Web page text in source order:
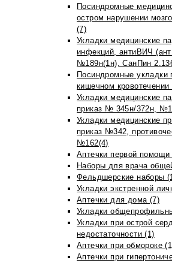
Посиндромные
остром нарушении
(7)
Укладки медицинские
инфекций, антиВИЧ
№189н(1н), СанПин
Посиндромные укладки
кишечном кровотечении
Укладки медицинские
приказ № 345н/372н,
Укладки медицинские
приказ №342,
№162(4)
Аптечки первой
Наборы для врача
Фельдшерские наборы
Укладки экстренной
Аптечки для дома (7)
Укладки
Укладки при острой
недостаточности (1)
Аптечки при обмороке
Аптечки при